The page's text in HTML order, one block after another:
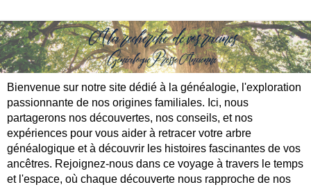
Bienvenue sur notre site dédié à la généalogie, l'exploration
passionnante de nos origines familiales. Ici, nous
partagerons nos découvertes, nos conseils, et nos
expériences pour vous aider à retracer votre arbre
généalogique et à découvrir les histoires fascinantes de vos
ancêtres. Rejoignez-nous dans ce voyage à travers le temps
et l'espace, où chaque découverte nous rapproche de nos